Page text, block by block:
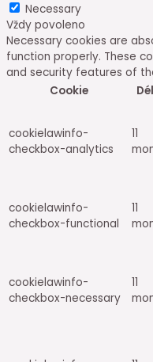
Necessary
Vždy povoleno
Necessary cookies are
function properly. These
and security features of
Cookie
cookielawinfo-
checkbox-analytics
11
cookielawinfo-
checkbox-functional
11
cookielawinfo-
checkbox-necessary
11